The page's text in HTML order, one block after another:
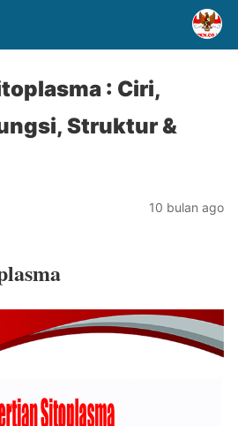
: Ciri,
Struktur &
10 bulan ago